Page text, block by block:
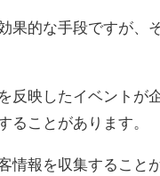
果的な手段ですが、
反映したイベントが
ることがあります。
情報を収集すること